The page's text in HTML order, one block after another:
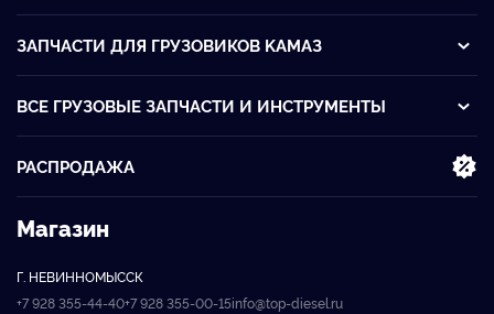
ЗАПЧАСТИ ДЛЯ ГРУЗОВИКОВ KАМАЗ
ВСЕ ГРУЗОВЫЕ ЗАПЧАСТИ И ИНСТРУМЕНТЫ
РАСПРОДАЖА
Магазин
Г. НЕВИННОМЫССК
+7 928 355-44-40+7 928 355-00-15info@top-diesel.ru